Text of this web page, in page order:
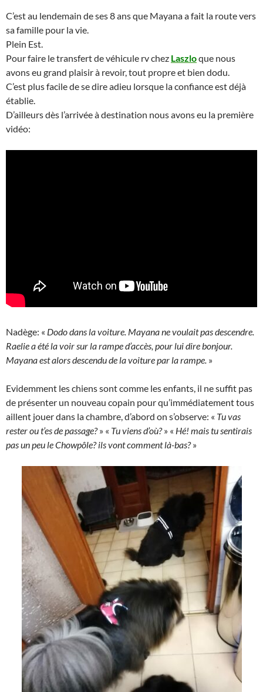
C’est au lendemain de ses 8 ans que Mayana a fait la route vers
sa famille pour la vie.
Plein Est.
Pour faire le transfert de véhicule rv chez Laszloque nous
avons eu grand plaisir à revoir, tout propre et bien dodu.
C’est plus facile de se dire adieu lorsque la confiance est déjà
établie.
D’ailleurs dès l’arrivée à destination nous avons eu la première
vidéo:
Nadège: « Dodo dans la voiture. Mayana ne voulait pas descendre.
Raelie a été la voir sur la rampe d’accès, pour lui dire bonjour.
Mayana est alors descendu de la voiture par la rampe. »
Evidemment les chiens sont comme les enfants, il ne suffit pas
de présenter un nouveau copain pour qu’immédiatement tous
aillent jouer dans la chambre, d’abord on s’observe: « Tu vas
rester ou t’es de passage?» « Tu viens d’où?» « Hé! mais tu sentirais
pas un peu le Chowpôle? ils vont comment là-bas?»